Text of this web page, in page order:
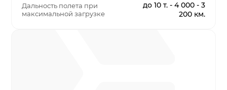
Дальность полета при
максимальной загрузке
до 10 т. - 4 000 - 3
200 км.